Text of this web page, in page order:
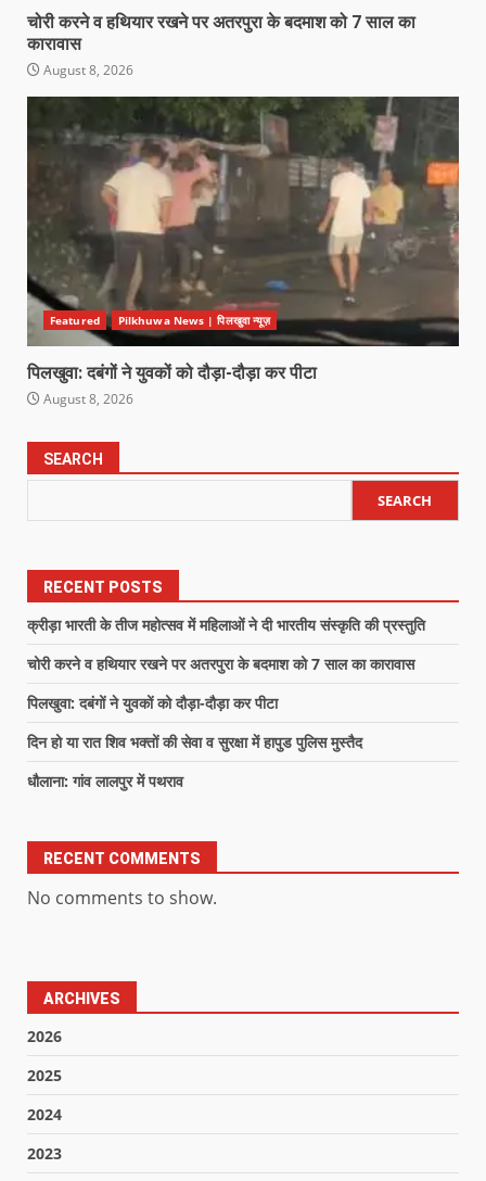
चोरी करने व हथियार रखने पर अतरपुरा के बदमाश को 7 साल का
कारावास
August 8, 2026
Featured Pilkhuwa News | पिलखुवा न्यूज़
पिलखुवा: दबंगों ने युवकों को दौड़ा-दौड़ा कर पीटा
August 8, 2026
SEARCH
SEARCH
RECENT POSTS
क्रीड़ा भारती के तीज महोत्सव में महिलाओं ने दी भारतीय संस्कृति की प्रस्तुति
चोरी करने व हथियार रखने पर अतरपुरा के बदमाश को 7 साल का कारावास
पिलखुवा: दबंगों ने युवकों को दौड़ा-दौड़ा कर पीटा
दिन हो या रात शिव भक्तों की सेवा व सुरक्षा में हापुड पुलिस मुस्तैद
धौलाना: गांव लालपुर में पथराव
RECENT COMMENTS
No comments to show.
ARCHIVES
2026
2025
2024
2023